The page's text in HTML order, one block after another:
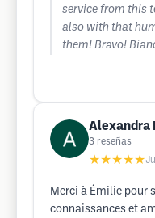
service from this
also with that
them! Bravo!
Alexandra
3 reseñas
★★★★★
Merci à Émilie pour
connaissances et